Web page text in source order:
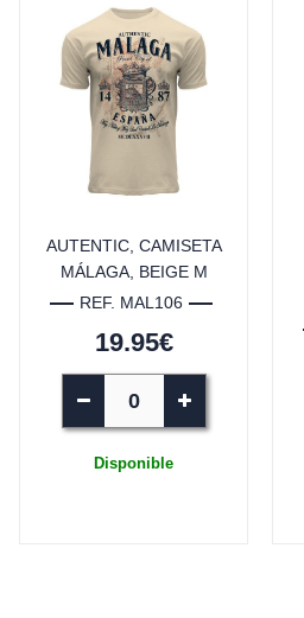
AUTENTIC, CAMISETA
MÁLAGA, BEIGE M
REF. MAL106
19.95€
Disponible